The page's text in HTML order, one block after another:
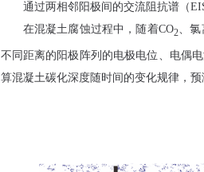
通过两相邻阳极间的交流阻抗谱（
在混凝土腐蚀过程中，随着CO2、氯
不同距离的阳极阵列的电极电位、电偶
算混凝土碳化深度随时间的变化规律，